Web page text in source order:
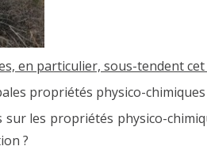
en particulier, sous-tendent
propriétés physico-
sur les propriétés physico-
?